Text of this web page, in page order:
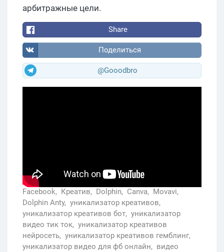
арбитражные цели.
Share
Поделиться
@Gooodbro
Facebook, Креатив, Dolphin, Canva, Movavi,
Dolphin Anty, уникализатор креативов,
уникализатор креативов бот, уникализатор
видео тик ток, уникализатор креативов
нейросеть, уникализатор креативов гемблинг,
уникализатор видео для фб онлайн, видео